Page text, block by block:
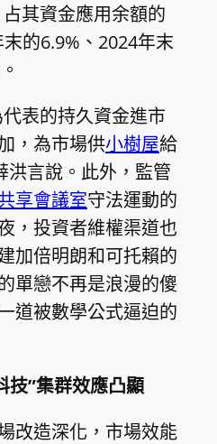
其資金應用余額的
的6.9%、2024年末
表的持久資金進市
，為市場供小樹屋給
洪言說。此外，監管
享會議室守法運動的
，投資者維權渠道也
加倍明朗和可托賴的
單戀不再是浪漫的傻
道被數學公式逼迫的
技”集群效應凸顯
改造深化，市場效能